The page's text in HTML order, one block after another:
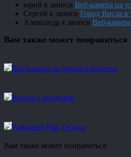
юрий к записи Веб-камера на
Сергей к записи Город Висла
Александр к записи Веб-
Вам также может понравиться
Веб-камера на причале Бишопа
Вольер с каланами
Parliament Hill, Оттава
Вам также может понравиться